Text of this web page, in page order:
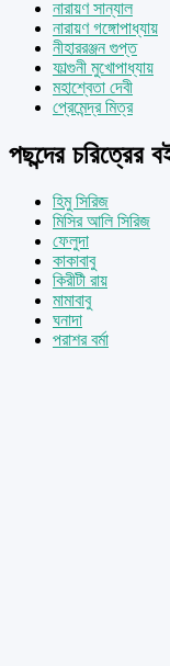
নারায়ণ সান্যাল
নারায়ণ গঙ্গোপাধ্যায়
নীহাররঞ্জন গুপ্ত
ফাল্গুনী মুখোপাধ্যায়
মহাশ্বেতা দেবী
প্রেমেন্দ্র মিত্র
পছন্দের চরিত্রের
হিমু সিরিজ
মিসির আলি সিরিজ
ফেলুদা
কাকাবাবু
কিরীটী রায়
মামাবাবু
ঘনাদা
পরাশর বর্মা